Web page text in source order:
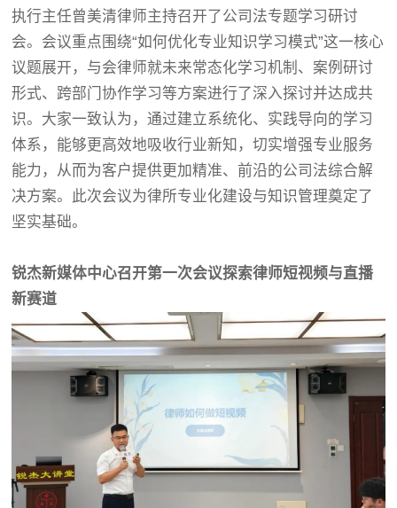
执行主任曾美清律师主持召开了公司法专题学习研讨
会。会议重点围绕“如何优化专业知识学习模式”这一核心
议题展开，与会律师就未来常态化学习机制、案例研讨
形式、跨部门协作学习等方案进行了深入探讨并达成共
识。大家一致认为，通过建立系统化、实践导向的学习
体系，能够更高效地吸收行业新知，切实增强专业服务
能力，从而为客户提供更加精准、前沿的公司法综合解
决方案。此次会议为律所专业化建设与知识管理奠定了
坚实基础。
锐杰新媒体中心召开第一次会议探索律师短视频与直播
新赛道